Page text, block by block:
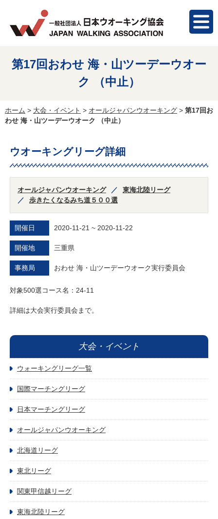
第17回おわせ 海・山ツーデーウオー
ク （中止）
ホーム > 大会・イベント > オールジャパンウオーキング > 第17回お
わせ 海・山ツーデーウオーク （中止）
ウオーキングリーグ詳細
オールジャパンウオーキング
東海北陸リーグ
歩きたくなるみち道５００選
開催日 2020-11-21 ~ 2020-11-22
開催地 三重県
事務局 おわせ 海・山ツーデーウオーク実行委員会
対象500選コース名：24-11
詳細は大会実行委員会まで。
大会・イベント
ウォーキングリーグ一覧
国際マーチングリーグ
日本マーチングリーグ
オールジャパンウオーキング
北海道リーグ
東北リーグ
関東甲信越リーグ
東海北陸リーグ